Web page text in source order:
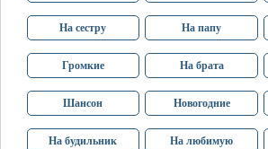
На сестру На папу
Громкие На брата
Шансон Новогодние
На будильник На любимую